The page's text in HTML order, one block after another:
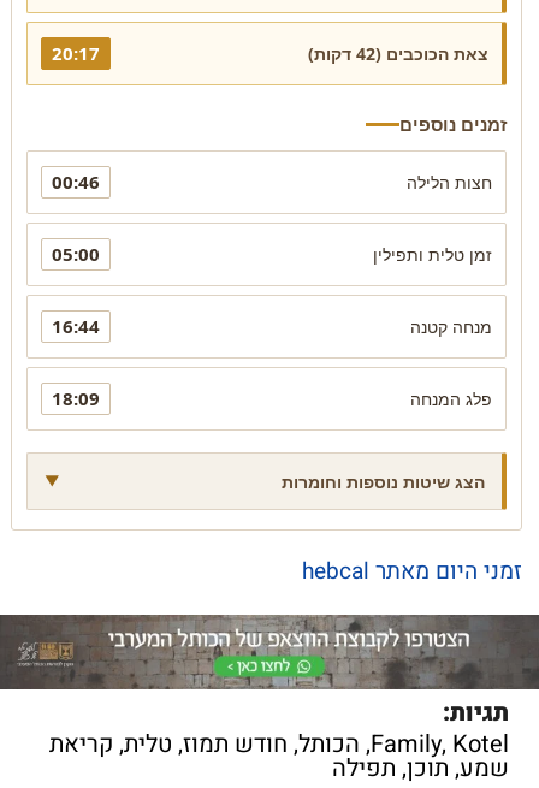
צאת הכוכבים (42 דקות) 20:17
זמנים נוספים
חצות הלילה 00:46
זמן טלית ותפילין 05:00
מנחה קטנה 16:44
פלג המנחה 18:09
הצג שיטות נוספות וחומרות
זמני היום מאתר hebcal
תגיות:
Family, Kotel
, הכותל, חודש תמוז, טלית, קריאת
שמע, תוכן, תפילה